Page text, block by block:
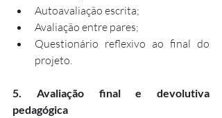
Autoavaliação escrita;
Avaliação entre pares;
Questionário reflexivo ao final do
projeto.
5. Avaliação final e devolutiva
pedagógica